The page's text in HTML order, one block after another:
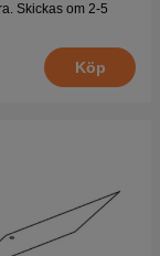
Skickas om 2-5
Köp